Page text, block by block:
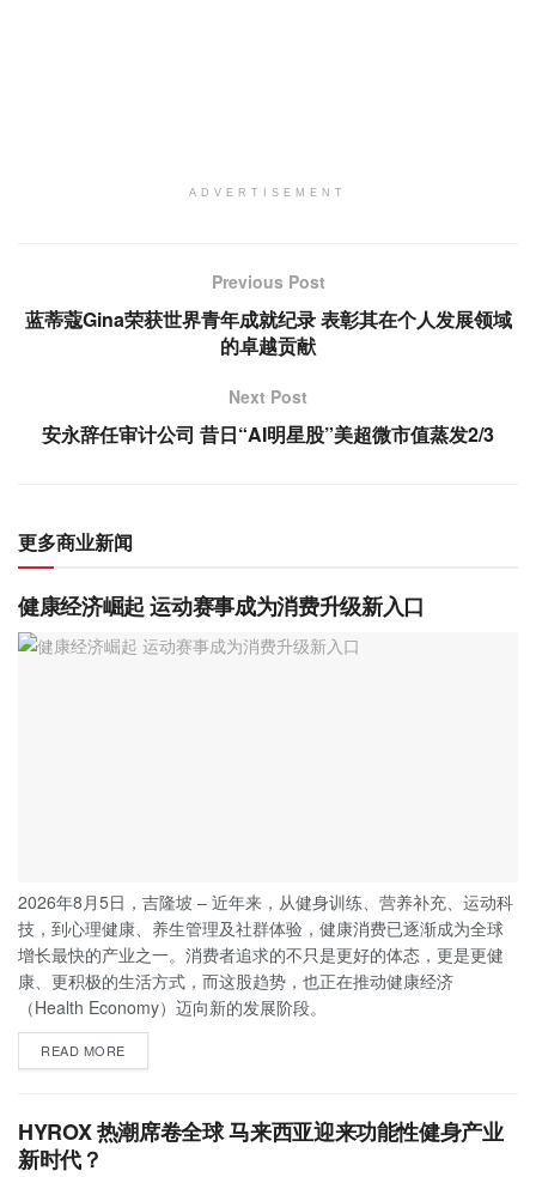
ADVERTISEMENT
Previous Post
蓝蒂蔻Gina荣获世界青年成就纪录 表彰其在个人发展领域
的卓越贡献
Next Post
安永辞任审计公司 昔日“AI明星股”美超微市值蒸发2/3
更多商业新闻
健康经济崛起 运动赛事成为消费升级新入口
2026年8月5日，吉隆坡 – 近年来，从健身训练、营养补充、运动科
技，到心理健康、养生管理及社群体验，健康消费已逐渐成为全球
增长最快的产业之一。消费者追求的不只是更好的体态，更是更健
康、更积极的生活方式，而这股趋势，也正在推动健康经济
（Health Economy）迈向新的发展阶段。
READ MORE
HYROX 热潮席卷全球 马来西亚迎来功能性健身产业
新时代？